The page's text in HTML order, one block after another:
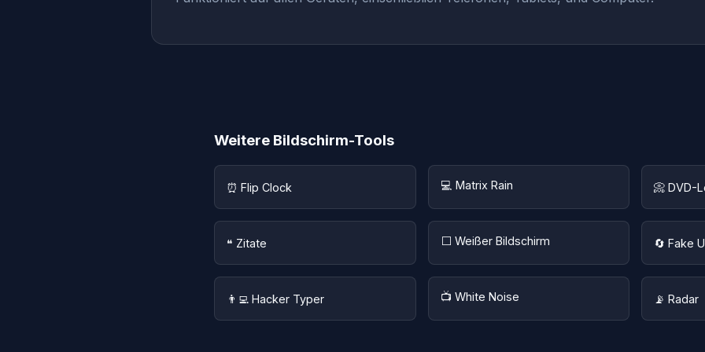
Weitere Bildschirm-Tools
⏰ Flip Clock 💻 Matrix Rain 📀 DVD-
❝ Zitate ⬜ Weißer Bildschirm 🔄 Fake
👨‍💻 Hacker Typer 📺 White Noise 📡 Radar